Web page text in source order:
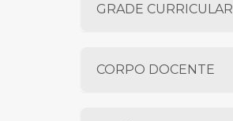
GRADE CURRICULAR
CORPO DOCENTE